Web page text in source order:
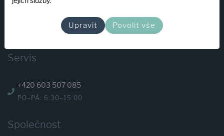
PO–PÁ: 7:00–15:00
mzeman@abplastgroup.cz
Servis
+420 603 507 085
PO–PÁ: 6:30–15:00
Společnost
Upravit Povolit vše